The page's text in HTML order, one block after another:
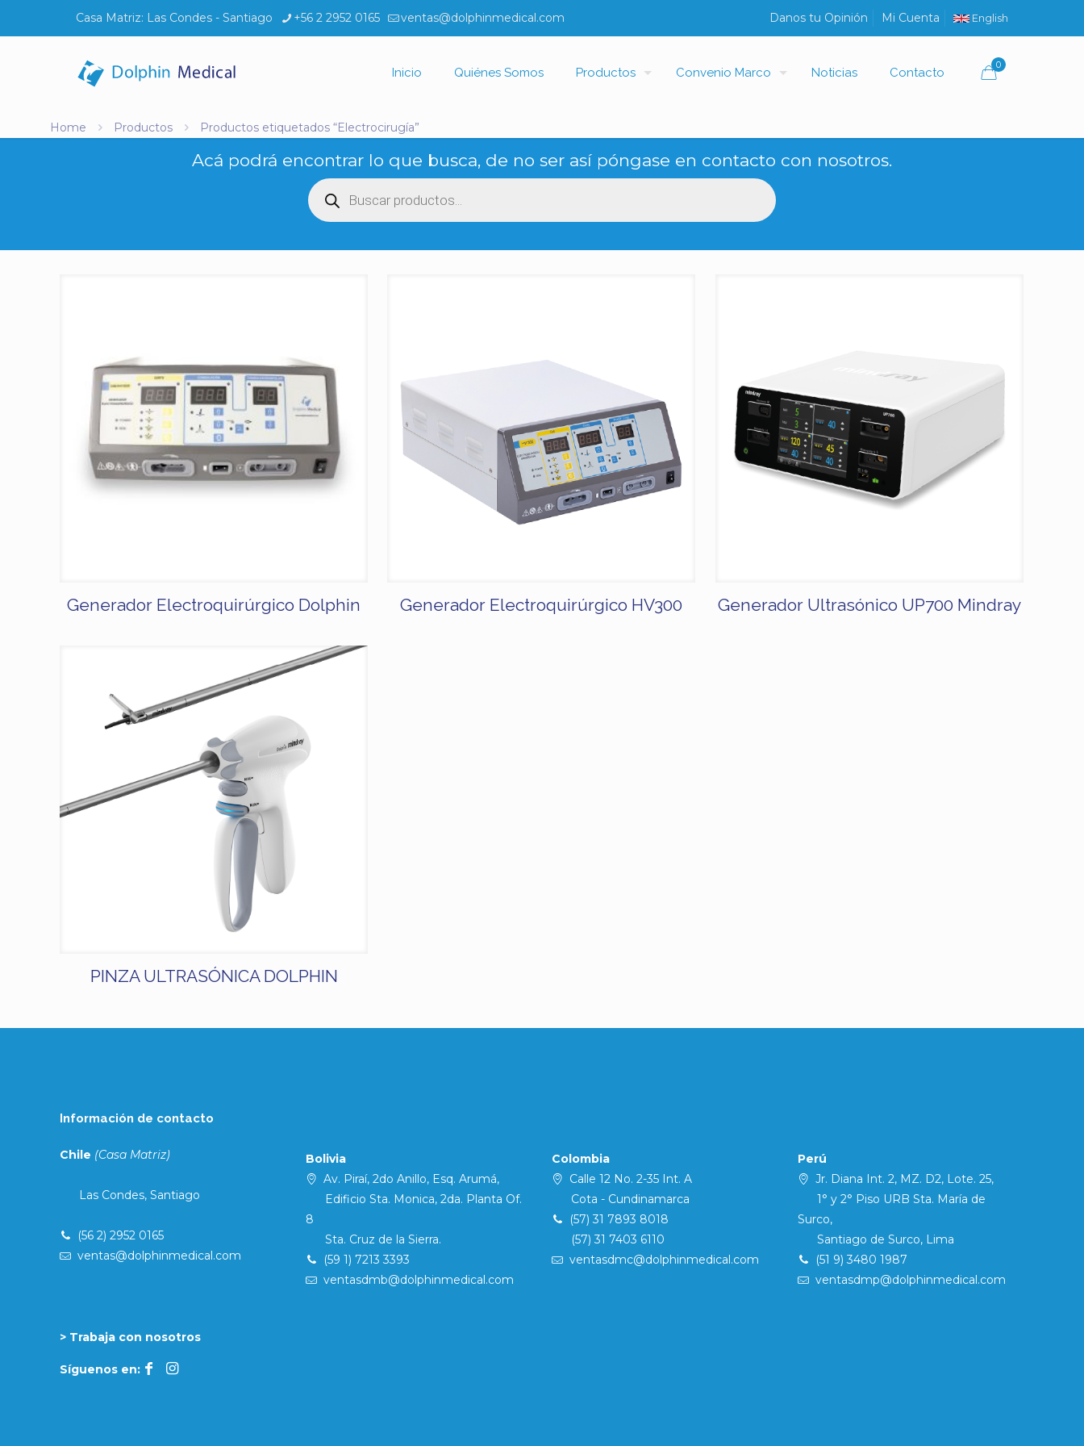
Casa Matriz: Las Condes - Santiago +56 2 2952 0165 ventas@dolphinmedical.com Danos tu Opinión Mi Cuenta English
Inicio Quiénes Somos Productos Convenio Marco Noticias Contacto
0
Home Productos Productos etiquetados “Electrocirugía”
Acá podrá encontrar lo que busca, de no ser así póngase en contacto con nosotros.
Búsqueda
de
productos
Generador Electroquirúrgico Dolphin Generador Electroquirúrgico HV300 Generador Ultrasónico UP700 Mindray
PINZA ULTRASÓNICA DOLPHIN
Información de contacto
Chile (Casa Matriz)
Las Condes, Santiago
(56 2) 2952 0165
ventas@dolphinmedical.com
> Trabaja con nosotros
Síguenos en:
Bolivia
Av. Piraí, 2do Anillo, Esq. Arumá,
Edificio Sta. Monica, 2da. Planta Of.
8
Sta. Cruz de la Sierra.
(59 1) 7213 3393
ventasdmb@dolphinmedical.com
Colombia
Calle 12 No. 2-35 Int. A
Cota - Cundinamarca
(57) 31 7893 8018
(57) 31 7403 6110
ventasdmc@dolphinmedical.com
Perú
Jr. Diana Int. 2, MZ. D2, Lote. 25,
1° y 2° Piso URB Sta. María de
Surco,
Santiago de Surco, Lima
(51 9) 3480 1987
ventasdmp@dolphinmedical.com